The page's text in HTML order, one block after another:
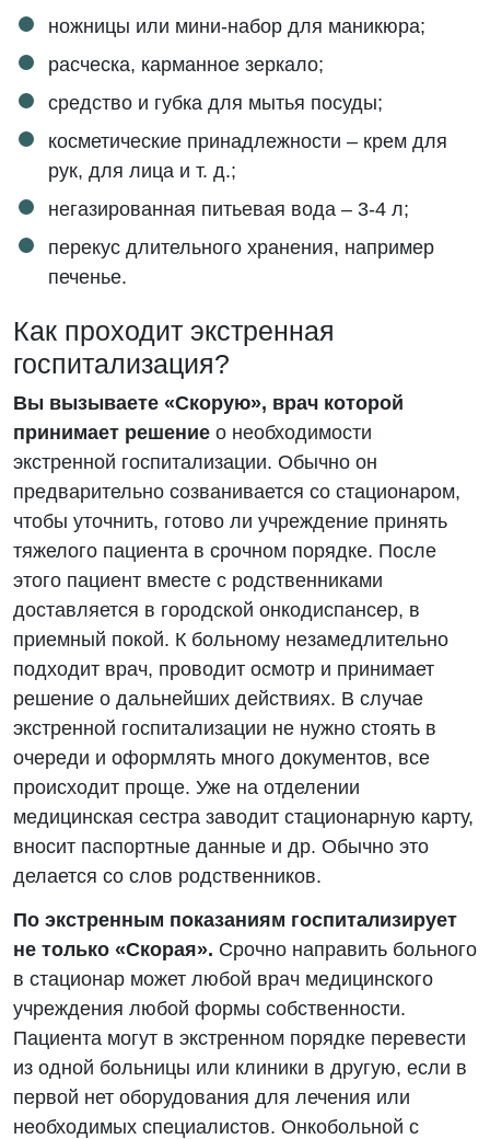
ножницы или мини-набор для маникюра;
расческа, карманное зеркало;
средство и губка для мытья посуды;
косметические принадлежности – крем для
рук, для лица и т. д.;
негазированная питьевая вода – 3-4 л;
перекус длительного хранения, например
печенье.
Как проходит экстренная
госпитализация?
Вы вызываете «Скорую», врач которой
принимает решение о необходимости
экстренной госпитализации. Обычно он
предварительно созванивается со стационаром,
чтобы уточнить, готово ли учреждение принять
тяжелого пациента в срочном порядке. После
этого пациент вместе с родственниками
доставляется в городской онкодиспансер, в
приемный покой. К больному незамедлительно
подходит врач, проводит осмотр и принимает
решение о дальнейших действиях. В случае
экстренной госпитализации не нужно стоять в
очереди и оформлять много документов, все
происходит проще. Уже на отделении
медицинская сестра заводит стационарную карту,
вносит паспортные данные и др. Обычно это
делается со слов родственников.
По экстренным показаниям госпитализирует
не только «Скорая». Срочно направить больного
в стационар может любой врач медицинского
учреждения любой формы собственности.
Пациента могут в экстренном порядке перевести
из одной больницы или клиники в другую, если в
первой нет оборудования для лечения или
необходимых специалистов. Онкобольной с